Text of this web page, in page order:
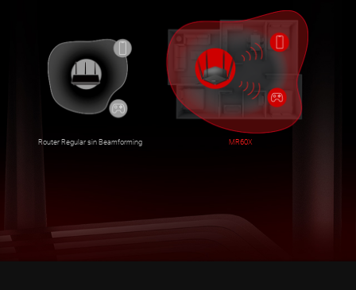
Router Regular sin Beamforming MR60X